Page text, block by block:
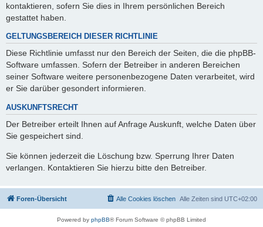
kontaktieren, sofern Sie dies in Ihrem persönlichen Bereich
gestattet haben.
GELTUNGSBEREICH DIESER RICHTLINIE
Diese Richtlinie umfasst nur den Bereich der Seiten, die die phpBB-
Software umfassen. Sofern der Betreiber in anderen Bereichen
seiner Software weitere personenbezogene Daten verarbeitet, wird
er Sie darüber gesondert informieren.
AUSKUNFTSRECHT
Der Betreiber erteilt Ihnen auf Anfrage Auskunft, welche Daten über
Sie gespeichert sind.
Sie können jederzeit die Löschung bzw. Sperrung Ihrer Daten
verlangen. Kontaktieren Sie hierzu bitte den Betreiber.
Foren-Übersicht Alle Zeiten sind UTC+02:00
Alle Cookies löschen
Powered by phpBB® Forum Software © phpBB Limited